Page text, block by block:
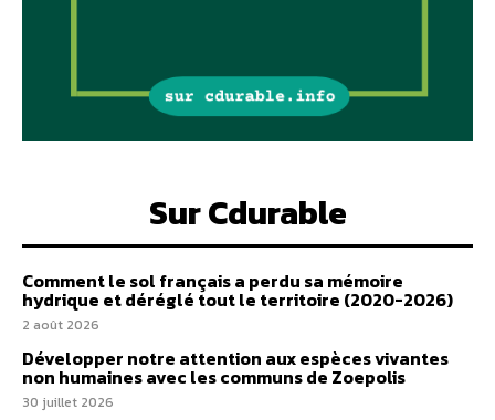
Sur Cdurable
Comment le sol français a perdu sa mémoire
hydrique et déréglé tout le territoire (2020-2026)
2 août 2026
Développer notre attention aux espèces vivantes
non humaines avec les communs de Zoepolis
30 juillet 2026